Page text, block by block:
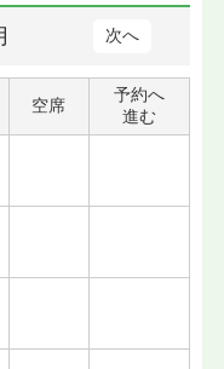
次へ
空席
予約へ
進む